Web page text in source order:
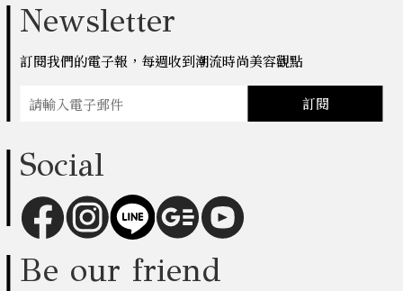
Newsletter
訂閱我們的電子報，每週收到潮流時尚美容觀點
訂閱
Social
Be our friend